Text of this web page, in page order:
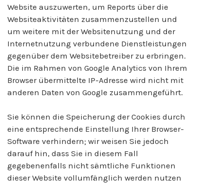
Website auszuwerten, um Reports über die
Websiteaktivitäten zusammenzustellen und
um weitere mit der Websitenutzung und der
Internetnutzung verbundene Dienstleistungen
gegenüber dem Websitebetreiber zu erbringen.
Die im Rahmen von Google Analytics von Ihrem
Browser übermittelte IP-Adresse wird nicht mit
anderen Daten von Google zusammengeführt.
Sie können die Speicherung der Cookies durch
eine entsprechende Einstellung Ihrer Browser-
Software verhindern; wir weisen Sie jedoch
darauf hin, dass Sie in diesem Fall
gegebenenfalls nicht sämtliche Funktionen
dieser Website vollumfänglich werden nutzen